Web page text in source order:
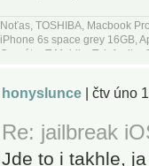
Noťas, TOSHIBA, Macbook Pro
iPhone 6s space grey 16GB,
Operátor T-Mobile, Telefonika
honyslunce | čtv úno
Re: jailbreak
Jde to i takhle,